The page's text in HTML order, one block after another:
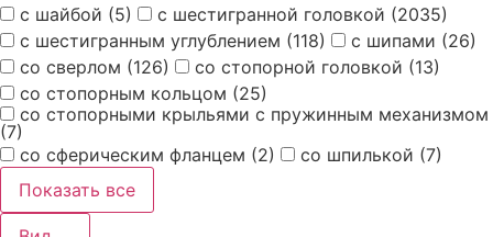
с шайбой (5) с шестигранной головкой (2035)
с шестигранным углублением (118) с шипами (26)
со сверлом (126) со стопорной головкой (13)
со стопорным кольцом (25)
со стопорными крыльями с пружинным механизмом
(7)
со сферическим фланцем (2) со шпилькой (7)
Показать все